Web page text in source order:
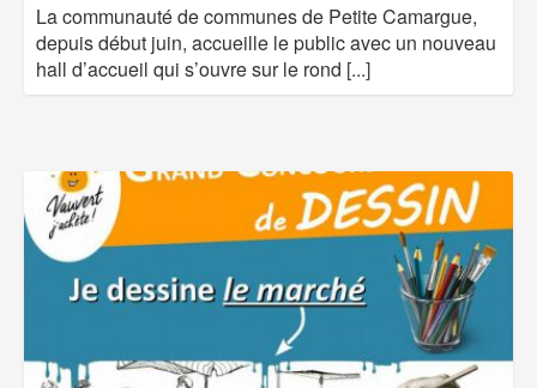
La communauté de communes de Petite Camargue,
depuis début juin, accueille le public avec un nouveau
hall d’accueil qui s’ouvre sur le rond [...]